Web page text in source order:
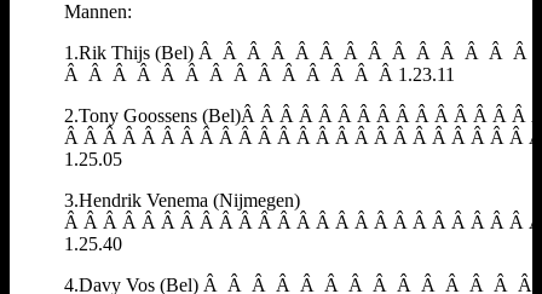
Mannen:
1.Rik Thijs (Bel) Â Â Â Â Â Â Â Â Â Â Â Â Â Â
Â Â Â Â Â Â Â Â Â Â Â Â Â Â 1.23.11
2.Tony Goossens (Bel)Â Â Â Â Â Â Â Â Â Â Â Â Â Â Â
Â Â Â Â Â Â Â Â Â Â Â Â Â Â Â Â Â Â Â Â Â Â Â Â
1.25.05
3.Hendrik Venema (Nijmegen)
Â Â Â Â Â Â Â Â Â Â Â Â Â Â Â Â Â Â Â Â Â Â Â Â
1.25.40
4.Davy Vos (Bel) Â Â Â Â Â Â Â Â Â Â Â Â Â